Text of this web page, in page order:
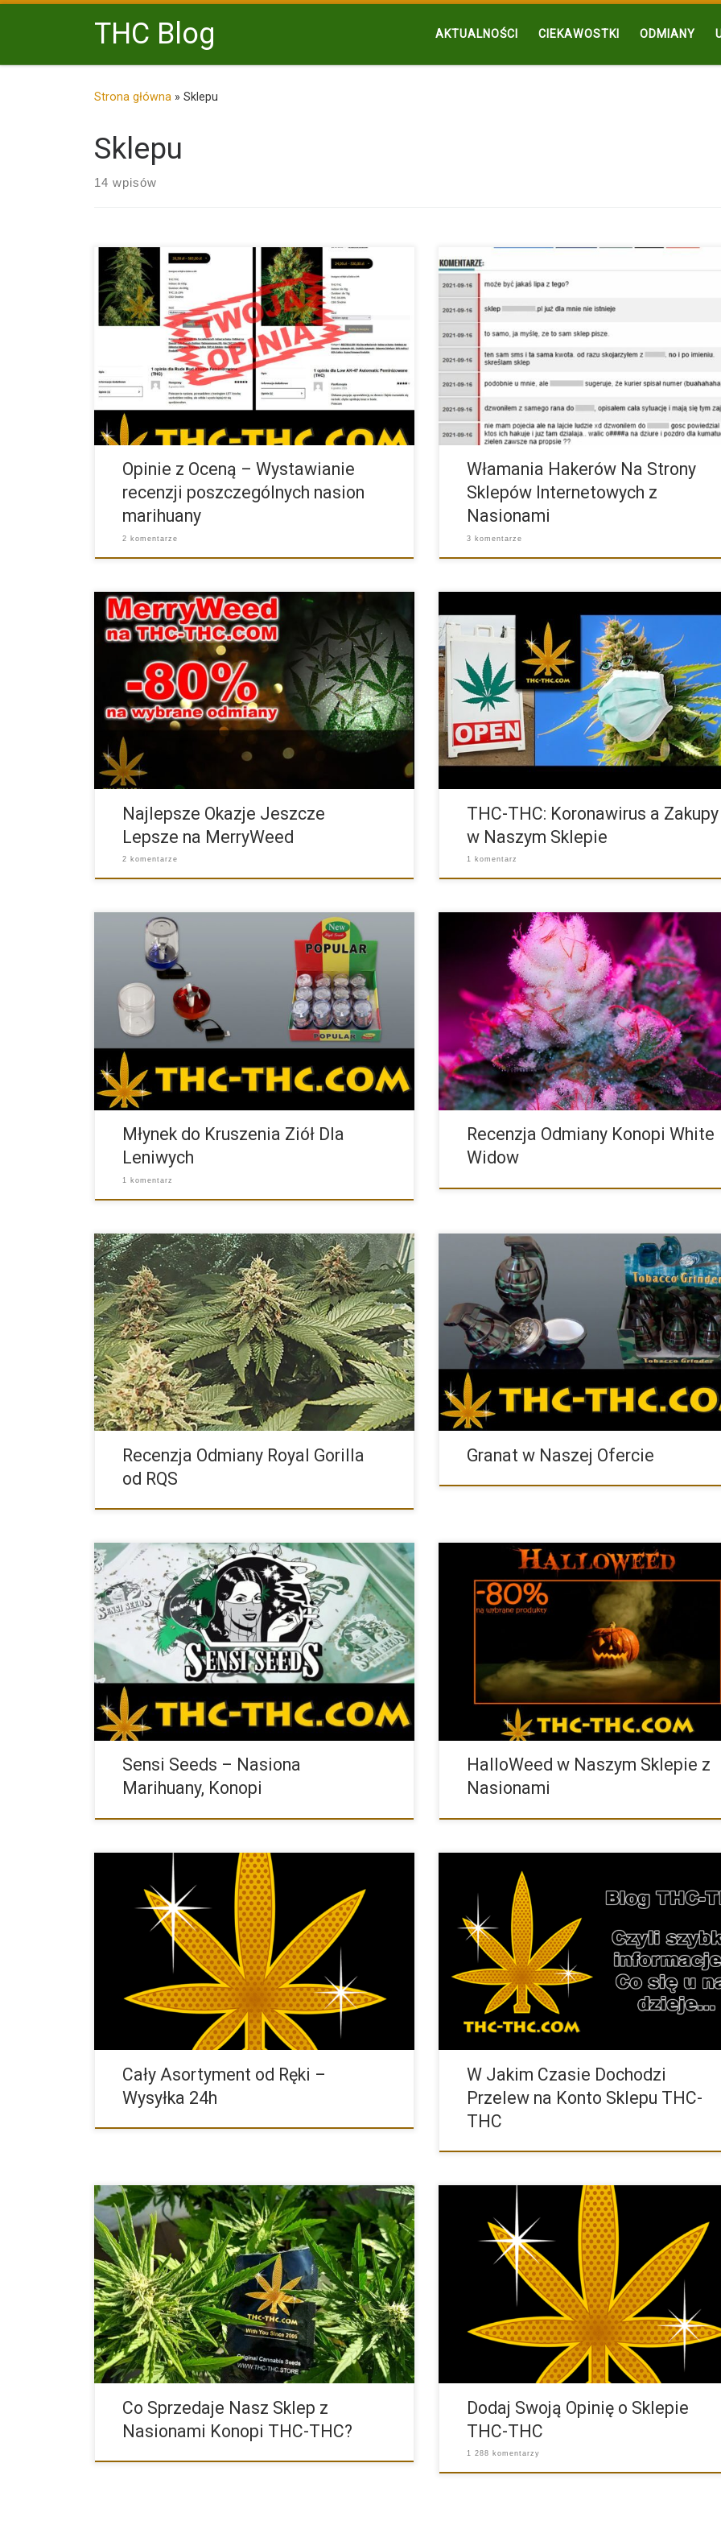
Przejdź do treściTHC Blog AKTUALNOŚCI CIEKAWOSTKI ODMIANY
Strona główna » Sklepu
Sklepu
14 wpisów
Nowa funkcja w sklepie THC-THC Rynek nasion marihuany
rozwija się […]
Opinie z Oceną – Wystawianie
recenzji poszczególnych nasion
marihuany
2 komentarze
Chcemy poruszyć ten temat z racji, że problem może
Włamania Hakerów Na Strony
Sklepów Internetowych z
Nasionami
3 komentarze
MerryWeed to nasza specjalna oferta, którą uruchamiamy z
okazji Świąt […]
Najlepsze Okazje Jeszcze
Lepsze na MerryWeed
2 komentarze
Obecnie epidemia Koronawirusa nie ma żadnego
funkcjonowanie naszego […]
THC-THC: Koronawirus a Zakupy
w Naszym Sklepie
1 komentarz
W naszym sklepie pojawił się ostatnio ciekawy młynek do
kruszenia […]
Młynek do Kruszenia Ziół Dla
Leniwych
1 komentarz
White Widow to jedna z najbardziej znanych i
odmian […]
Recenzja Odmiany Konopi White
Widow
Charakterystyka Nasion Marihuany Odmiany Konopi Royal
Gorilla od Producenta Royal […]
Recenzja Odmiany Royal Gorilla
od RQS
Spokojnie to tylko młynek do mielenia ziół i marihuany w
Granat w Naszej Ofercie
W naszej ofercie sklepu pojawiły się nasiona marihuany
Holenderskiego producenta […]
Sensi Seeds – Nasiona
Marihuany, Konopi
Zapraszamy na HalloWeed do Naszego Sklepu z
HalloWeed w Naszym Sklepie z
Nasionami
Cała oferta nasion marihuany którą mamy na naszej stronie
Cały Asortyment od Ręki –
Wysyłka 24h
Wszystko zależy od tego gdzie przelew zostanie
Przelew wykonany […]
W Jakim Czasie Dochodzi
Przelew na Konto Sklepu THC-
THC
Głównym produktem naszego sklepu THC-THC są żeńskie
(feminizowane) nasiona. Konopie, […]
Co Sprzedaje Nasz Sklep z
Nasionami Konopi THC-THC?
Sklep THC-THC powstał w 2005 roku. Od samego
Dodaj Swoją Opinię o Sklepie
THC-THC
1 288 komentarzy